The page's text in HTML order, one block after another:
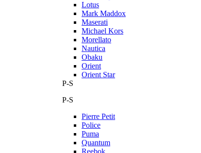
Lotus
Mark Maddox
Maserati
Michael Kors
Morellato
Nautica
Obaku
Orient
Orient Star
P-S
P-S
Pierre Petit
Police
Puma
Quantum
Reebok